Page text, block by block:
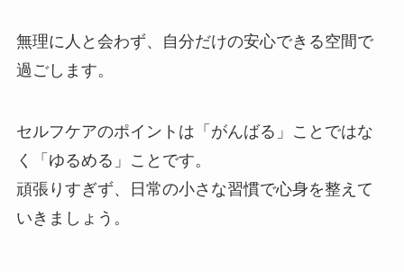
無理に人と会わず、自分だけの安心できる空間で
過ごします。
セルフケアのポイントは「がんばる」ことではな
く「ゆるめる」ことです。
頑張りすぎず、日常の小さな習慣で心身を整えて
いきましょう。